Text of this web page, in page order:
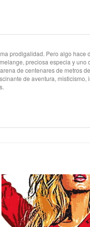
prodigalidad. Pero algo hace
preciosa especia y uno
de centenares de metros
de aventura, misticismo,